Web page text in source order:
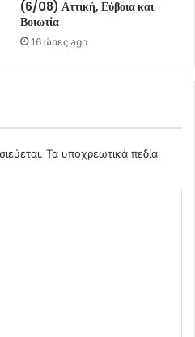
(6/08) Αττική, Εύβοια και
Βοιωτία
16 ώρες ago
Τα υποχρεωτικά πεδία